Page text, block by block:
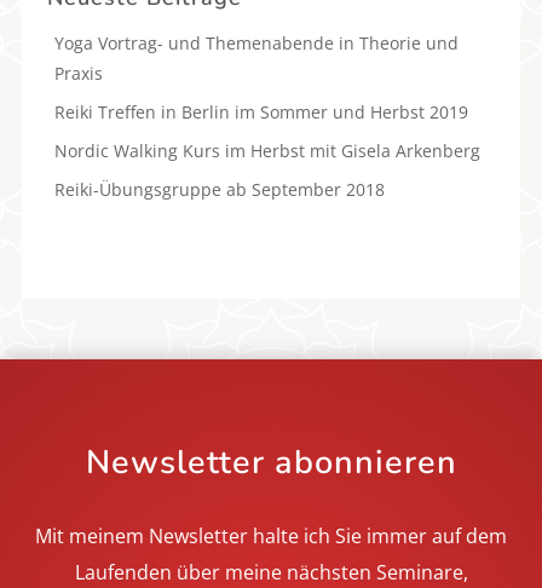
Yoga Vortrag- und Themenabende in Theorie und
Praxis
Reiki Treffen in Berlin im Sommer und Herbst 2019
Nordic Walking Kurs im Herbst mit Gisela Arkenberg
Reiki-Übungsgruppe ab September 2018
Newsletter abonnieren
Mit meinem Newsletter halte ich Sie immer auf dem
Laufenden über meine nächsten Seminare,